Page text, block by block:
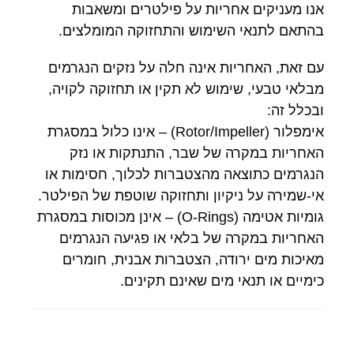
אנו מעניקים אחריות על פילטרים ומשאבות
בהתאם לתנאי השימוש והתחזוקה המומלצים.
עם זאת, האחריות אינה חלה על נזקים הנגרמים
מבלאי טבעי, שימוש לא תקין או תחזוקה לקויה,
ובכלל זה:
אימפלור (Rotor/Impeller) – אינו כלול במסגרת
האחריות במקרה של שבר, התנתקות או נזק
הנגרמים כתוצאה מהצטברות לכלוך, חסימות או
אי-שמירה על ניקיון ותחזוקה שוטפת של הפילטר.
גומיות אטימה (O-Rings) – אינן מכוסות במסגרת
האחריות במקרה של בלאי או פגיעה הנגרמים
מאיכות מים ירודה, הצטברות אבנית, חומרים
כימיים או תנאי מים שאינם תקינים.